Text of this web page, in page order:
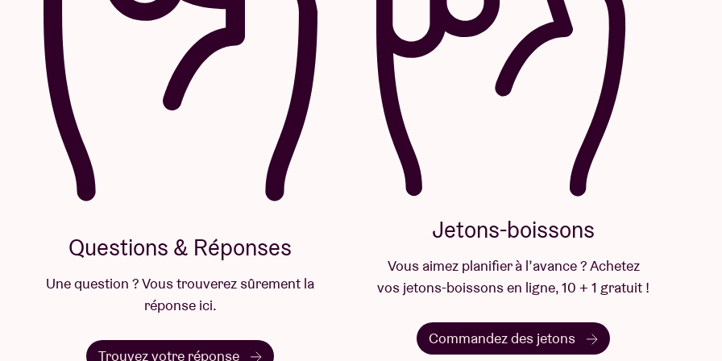
Questions & Réponses
Une question ? Vous trouverez sûrement la
réponse ici.
Trouvez votre réponse
Jetons-boissons
Vous aimez planifier à l’avance ? Achetez
vos jetons-boissons en ligne, 10 + 1 gratuit !
Commandez des jetons